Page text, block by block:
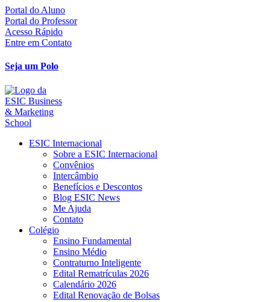
Ir
para
o
conteúdo
Portal do Aluno
Portal do Professor
Acesso Rápido
Entre em Contato
Seja um Polo
ESIC Internacional
Sobre a ESIC Internacional
Convênios
Intercâmbio
Benefícios e Descontos
Blog ESIC News
Me Ajuda
Contato
Colégio
Ensino Fundamental
Ensino Médio
Contraturno Inteligente
Edital Rematrículas 2026
Calendário 2026
Edital Renovação de Bolsas